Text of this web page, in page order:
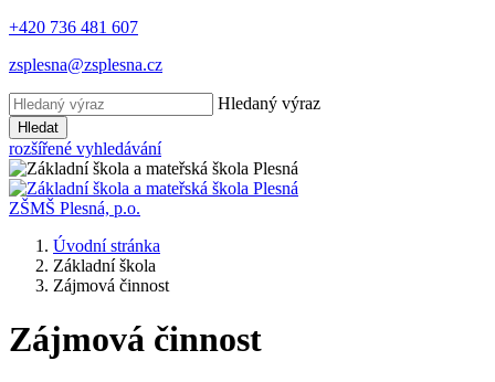
+420 736 481 607
zsplesna@zsplesna.cz
Hledaný výraz
Hledat
rozšířené vyhledávání
ZŠMŠ Plesná, p.o.
Úvodní stránka
Základní škola
Zájmová činnost
Zájmová činnost